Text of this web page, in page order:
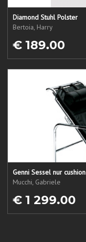
Diamond Stuhl Polster
Bertoia, Harry
€ 189.00
Genni Sessel nur cushion
Mucchi, Gabriele
€ 1 299.00